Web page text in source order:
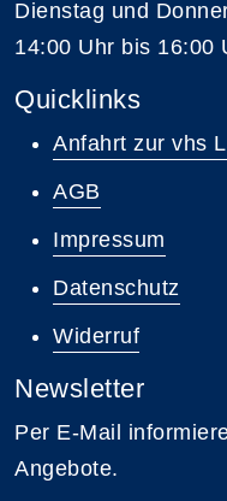
Dienstag und
14:00 Uhr bis 16:00
Quicklinks
Anfahrt zur vhs
AGB
Impressum
Datenschutz
Widerruf
Newsletter
Per E-Mail
Angebote.